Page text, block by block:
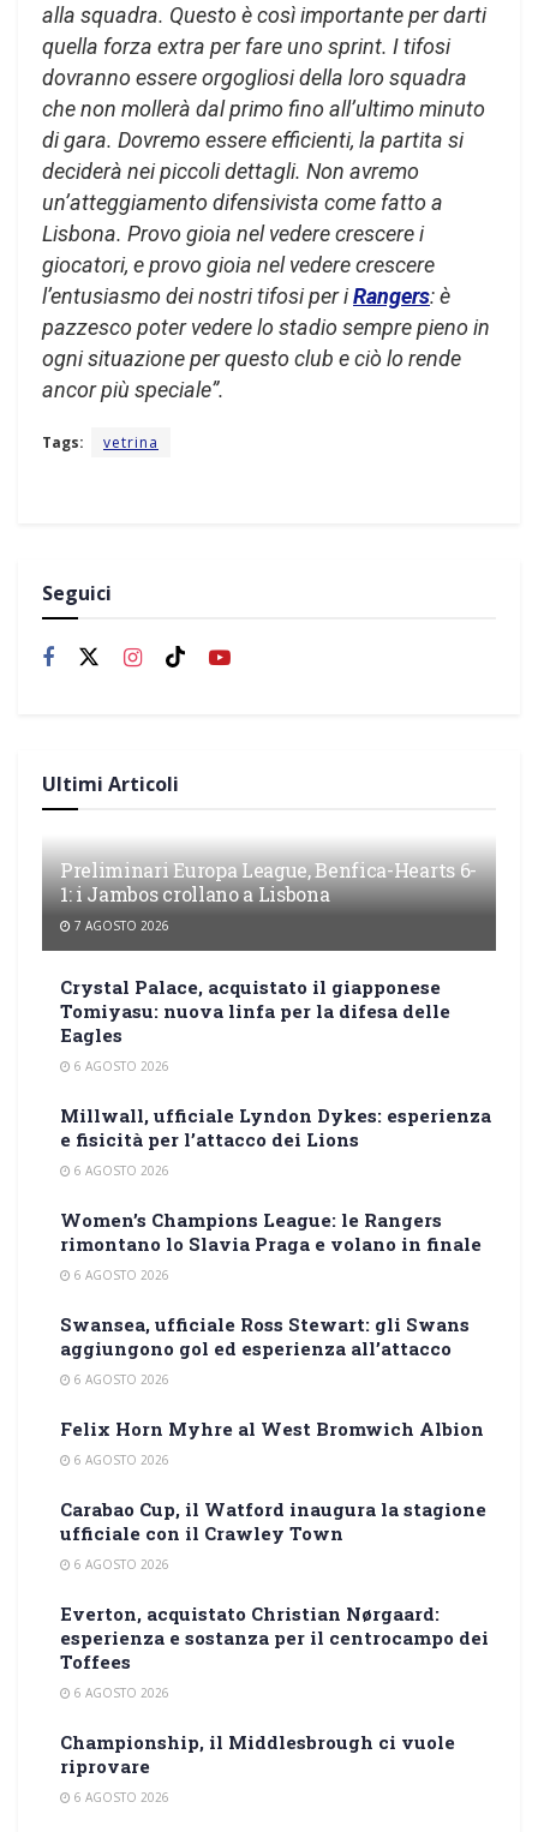
alla squadra. Questo è così importante per darti
quella forza extra per fare uno sprint. I tifosi
dovranno essere orgogliosi della loro squadra
che non mollerà dal primo fino all’ultimo minuto
di gara. Dovremo essere efficienti, la partita si
deciderà nei piccoli dettagli. Non avremo
un’atteggiamento difensivista come fatto a
Lisbona. Provo gioia nel vedere crescere i
giocatori, e provo gioia nel vedere crescere
l’entusiasmo dei nostri tifosi per iRangers: è
pazzesco poter vedere lo stadio sempre pieno in
ogni situazione per questo club e ciò lo rende
ancor più speciale”.
Tags: vetrina
Seguici
Ultimi Articoli
Preliminari Europa League, Benfica-Hearts 6-
1: i Jambos crollano a Lisbona
7 AGOSTO 2026
Crystal Palace, acquistato il giapponese
Tomiyasu: nuova linfa per la difesa delle
Eagles
6 AGOSTO 2026
Millwall, ufficiale Lyndon Dykes: esperienza
e fisicità per l’attacco dei Lions
6 AGOSTO 2026
Women’s Champions League: le Rangers
rimontano lo Slavia Praga e volano in finale
6 AGOSTO 2026
Swansea, ufficiale Ross Stewart: gli Swans
aggiungono gol ed esperienza all’attacco
6 AGOSTO 2026
Felix Horn Myhre al West Bromwich Albion
6 AGOSTO 2026
Carabao Cup, il Watford inaugura la stagione
ufficiale con il Crawley Town
6 AGOSTO 2026
Everton, acquistato Christian Nørgaard:
esperienza e sostanza per il centrocampo dei
Toffees
6 AGOSTO 2026
Championship, il Middlesbrough ci vuole
riprovare
6 AGOSTO 2026